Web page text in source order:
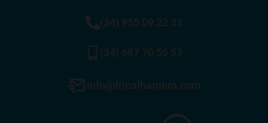
(34) 955 09 22 33
(34) 687 70 56 53
info@frioalhambra.com